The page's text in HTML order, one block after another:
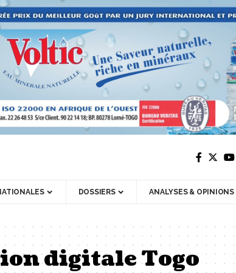
DOSSIERS ANALYSES & OPINIONS
digitale Togo